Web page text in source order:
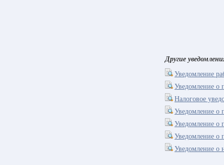
Другие
Уведомление
Уведомление о
Налоговое
Уведомление о
Уведомление о
Уведомление о
Уведомление о